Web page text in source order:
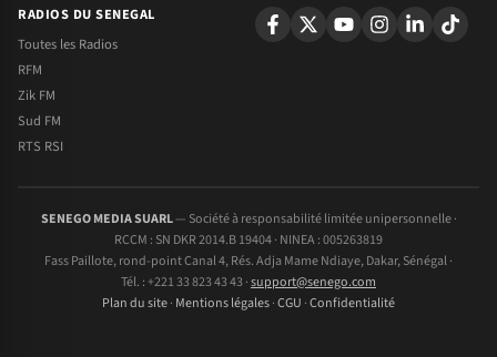
RADIOS DU SENEGAL
Toutes les Radios
RFM
Zik FM
Sud FM
RTS RSI
SENEGO MEDIA SUARL— Société à responsabilité limitée unipersonnelle ·
RCCM : SN DKR 2014.B 19404 · NINEA : 005263819
Fass Paillote, rond-point Canal 4, Rés. Adja Mame Ndiaye, Dakar, Sénégal ·
Tél. : +221 33 823 43 43 ·support@senego.com
Plan du site· Mentions légales·CGU ·Confidentialité